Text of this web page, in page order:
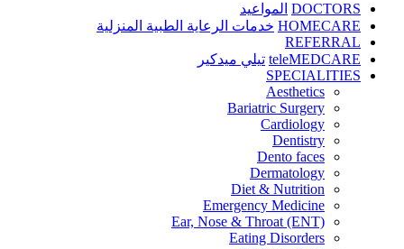
DOCTORS المواعيد
HOMECARE خدمات الرعاية الطبية المنزلية
REFERRAL
teleMEDCARE تيلي ميدكير
SPECIALITIES
Aesthetics
Bariatric Surgery
Cardiology
Dentistry
Dento faces
Dermatology
Diet & Nutrition
Emergency Medicine
Ear, Nose & Throat (ENT)
Eating Disorders